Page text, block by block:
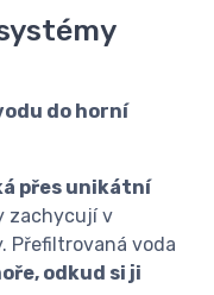
do horní
přes unikátní
zachycují v
Přefiltrovaná voda
odkud si ji